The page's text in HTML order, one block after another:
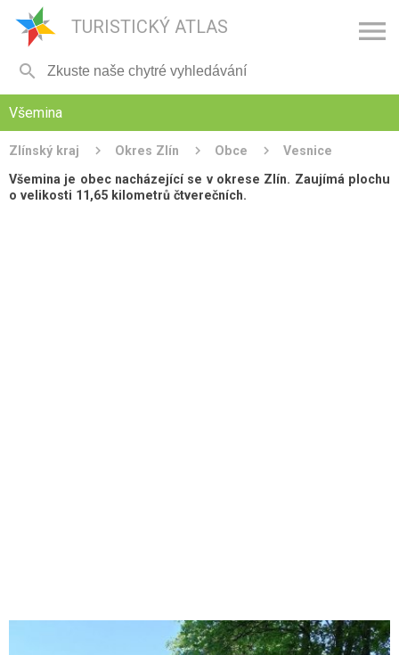
TURISTICKÝ ATLAS 

Všemina
Zlínský kraj Okres Zlín Obce
Vesnice
Všemina je obec nacházející se v okrese Zlín. Zaujímá plochu
o velikosti 11,65 kilometrů čtverečních.